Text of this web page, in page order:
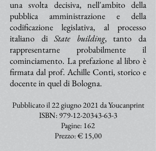
una svolta decisiva, nell'ambito della
pubblica amministrazione e della
codificazione legislativa, al processo
italiano diState building, tanto da
rappresentarne probabilmente il
cominciamento. La prefazione al libro è
firmata dal prof. Achille Conti, storico e
docente in quel di Bologna.
Pubblicato il 22 giugno 2021 da Youcanprint
ISBN: 979-12-20343-63-3
Pagine: 162
Prezzo: € 15,00